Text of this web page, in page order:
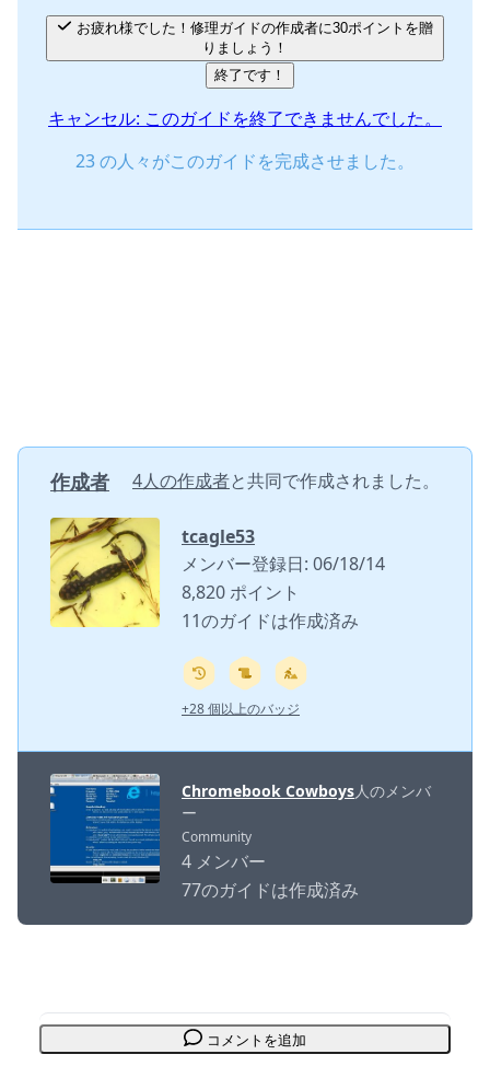
りましょう！
終了です！
キャンセル: このガイドを終了できませんでした。
23 の人々がこのガイドを完成させました。
作成者 4人の作成者と共同で作成されました。
tcagle53
メンバー登録日: 06/18/14
8,820 ポイント
11のガイドは作成済み
+28 個以上のバッジ
Chromebook Cowboys人のメンバ
ー
Community
4 メンバー
77のガイドは作成済み
コメントを追加